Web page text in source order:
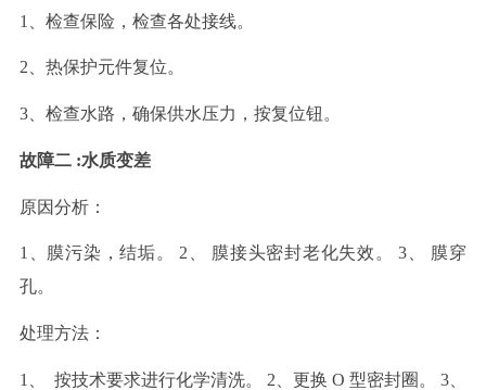
1、检查保险，检查各处接线。
2、热保护元件复位。
3、检查水路，确保供水压力，按复位钮。
故障二 :水质变差
原因分析：
1、 膜污染，结垢。
2、 膜接头密封老化失效。 3、 膜穿
孔。
处理方法：
1、 按技术要求进行化学清洗。
2、更换 O 型密封圈。 3、